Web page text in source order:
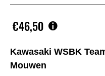
Kawasaki WSBK
Mouwen
€46,50